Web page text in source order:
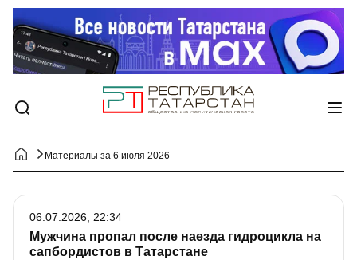
Материалы за 6 июля 2026
Мужчина пропал после наезда гидроцикла на
сапбордистов в Татарстане
06.07.2026, 22:34